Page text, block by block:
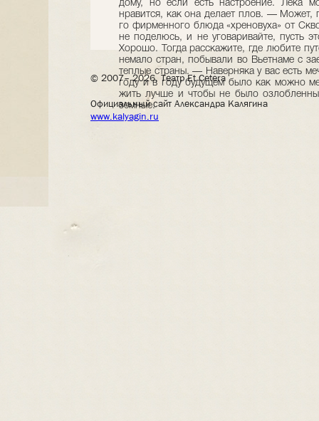
© 2007– 2026, Театр Et Cetera
Официальный сайт Александра Калягина
www.kalyagin.ru